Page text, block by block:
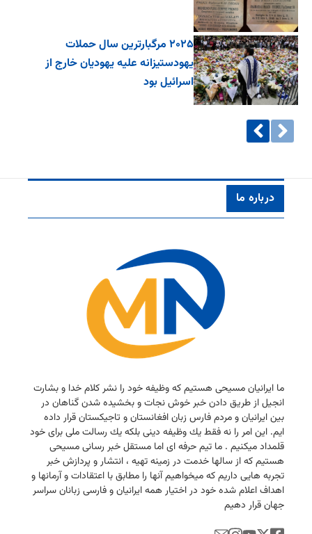
۲۰۲۵ مرگبارترین سال حملات
یهودستیزانه علیه یهودیان خارج از
اسرائیل بود
درباره ما
ما ایرانیان مسیحی هستیم كه وظیفه خود را نشر كلام خدا و بشارت
انجیل از طریق دادن خبر خوش نجات و بخشیده شدن گناهان در
بین ایرانیان و مردم فارس زبان افغانستان و تاجیكستان قرار داده
ایم. این امر را نه فقط یك وظیفه دینی بلكه یك رسالت ملی برای خود
قلمداد میكنیم . ما تیم حرفه ای اما مستقل خبر رسانی مسیحی
هستیم كه از سالها خدمت در زمینه تهیه ، انتشار و پردازش خبر
تجربه هایی داریم كه میخواهیم آنها را مطابق با اعتقادات و آرمانها و
اهداف اعلام شده خود در اختیار همه ایرانیان و فارسی زبانان سراسر
جهان قرار دهیم